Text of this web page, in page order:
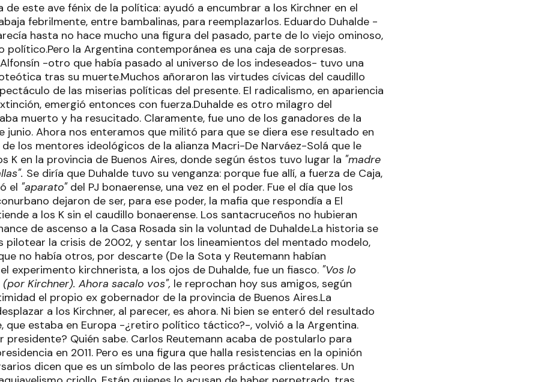
de este ave fénix de la política: ayudó a encumbrar a los Kirchner en el
febrilmente, entre bambalinas, para reemplazarlos. Eduardo Duhalde -
hasta no hace mucho una figura del pasado, parte de lo viejo ominoso,
político.Pero la Argentina contemporánea es una caja de sorpresas.
-otro que había pasado al universo de los indeseados- tuvo una
tras su muerte.Muchos añoraron las virtudes cívicas del caudillo
de las miserias políticas del presente. El radicalismo, en apariencia
emergió entonces con fuerza.Duhalde es otro milagro del
muerto y ha resucitado. Claramente, fue uno de los ganadores de la
junio. Ahora nos enteramos que militó para que se diera ese resultado en
de los mentores ideológicos de la alianza Macri-De Narváez-Solá que le
K en la provincia de Buenos Aires, donde según éstos tuvo lugar la "madre
Se diría que Duhalde tuvo su venganza: porque fue allí, a fuerza de Caja,
el "aparato"del PJ bonaerense, una vez en el poder. Fue el día que los
dejaron de ser, para ese poder, la mafia que respondía a El
a los K sin el caudillo bonaerense. Los santacruceños no hubieran
de ascenso a la Casa Rosada sin la voluntad de Duhalde.La historia se
pilotear la crisis de 2002, y sentar los lineamientos del mentado modelo,
no había otros, por descarte (De la Sota y Reutemann habían
experimento kirchnerista, a los ojos de Duhalde, fue un fiasco. "Vos lo
Kirchner). Ahora sacalo vos", le reprochan hoy sus amigos, según
el propio ex gobernador de la provincia de Buenos Aires.La
a los Kirchner, al parecer, es ahora. Ni bien se enteró del resultado
que estaba en Europa -¿retiro político táctico?-, volvió a la Argentina.
presidente? Quién sabe. Carlos Reutemann acaba de postularlo para
en 2011. Pero es una figura que halla resistencias en la opinión
dicen que es un símbolo de las peores prácticas clientelares. Un